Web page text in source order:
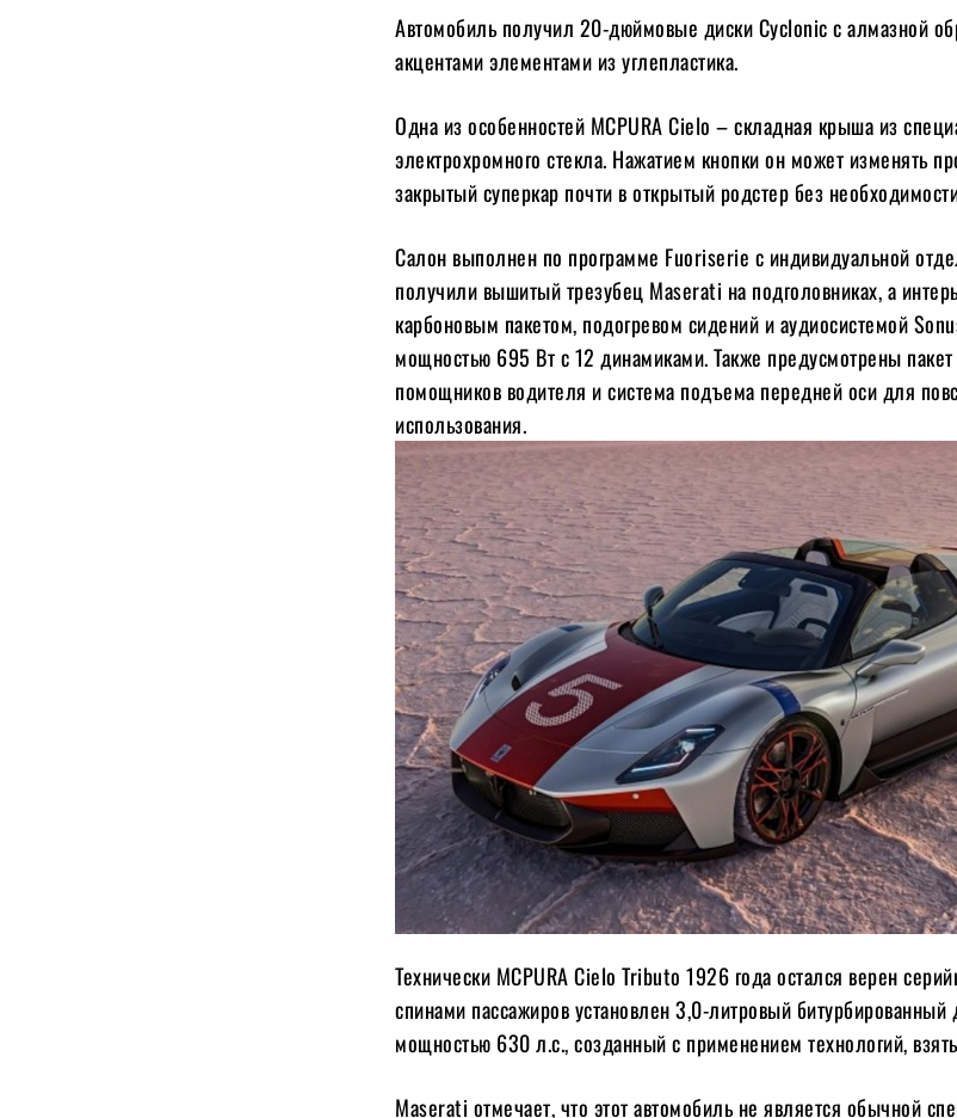
Автомобиль получил 20-дюймовые диски Cyclonic с алмазной
акцентами элементами из углепластика.
Одна из особенностей MCPURA Cielo – складная крыша из
электрохромного стекла. Нажатием кнопки он может изменять
закрытый суперкар почти в открытый родстер без
Салон выполнен по программе Fuoriserie с индивидуальной
получили вышитый трезубец Maserati на подголовниках, а
карбоновым пакетом, подогревом сидений и аудиосистемой
мощностью 695 Вт с 12 динамиками. Также предусмотрены
помощников водителя и система подъема передней оси для
использования.
Технически MCPURA Cielo Tributo 1926 года остался верен
спинами пассажиров установлен 3,0-литровый битурбированный
мощностью 630 л.с., созданный с применением технологий,
Maserati отмечает, что этот автомобиль не является обычной